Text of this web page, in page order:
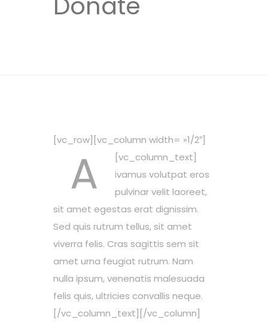
[vc_row][vc_column width= »1/2″]
[vc_column_text]
A
ivamus volutpat eros
pulvinar velit laoreet,
sit amet egestas erat dignissim.
Sed quis rutrum tellus, sit amet
viverra felis. Cras sagittis sem sit
amet urna feugiat rutrum. Nam
nulla ipsum, venenatis malesuada
felis quis, ultricies convallis neque.
[/vc_column_text][/vc_column]